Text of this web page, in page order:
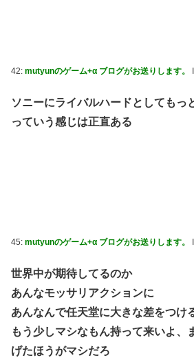
42: mutyunのゲーム+α ブログがお送りします。
ソニーにライバルハードとしてもっ
っていう感じは正直ある
45: mutyunのゲーム+α ブログがお送りします。
世界中が期待してるのか
あんなモッサリアクションに
あんなんで任天堂に大きな差をつけ
もう少しマシなもん持って来いよ、
げたほうがマシだろ